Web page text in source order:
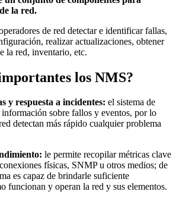
la red.
de red detectar e identificar fallas,
realizar actualizaciones, obtener
la red, inventario, etc.
los NMS?
y respuesta a incidentes: el sistema de
sobre fallos y eventos, por lo
detectan más rápido cualquier problema
le permite recopilar métricas clave
físicas, SNMP u otros medios; de
es capaz de brindarle suficiente
funcionan y operan la red y sus elementos.